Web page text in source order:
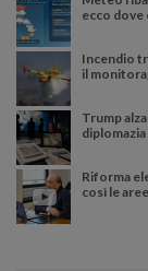
ecco dove
Incendio
il
Trump
Riforma
così le